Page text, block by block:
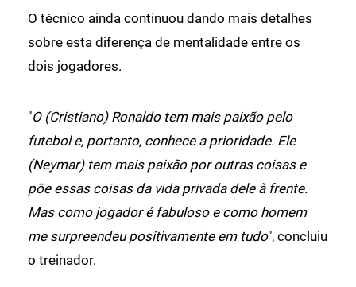
O técnico ainda continuou dando mais detalhes
sobre esta diferença de mentalidade entre os
dois jogadores.
"O (Cristiano) Ronaldo tem mais paixão pelo
futebol e, portanto, conhece a prioridade. Ele
(Neymar) tem mais paixão por outras coisas e
põe essas coisas da vida privada dele à frente.
Mas como jogador é fabuloso e como homem
me surpreendeu positivamente em tudo", concluiu
o treinador.